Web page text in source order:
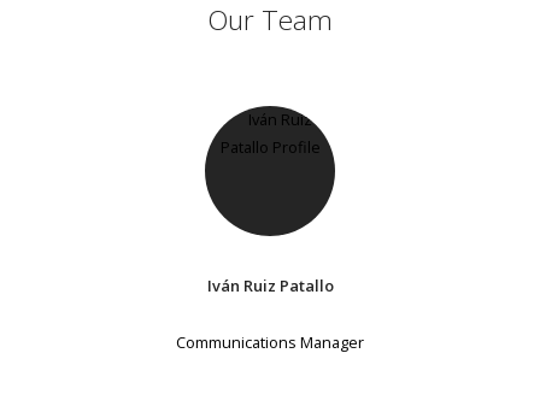
Our Team
Iván Ruiz Patallo
Communications Manager